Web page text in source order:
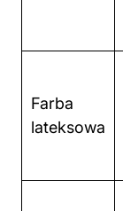
Farba
lateksowa